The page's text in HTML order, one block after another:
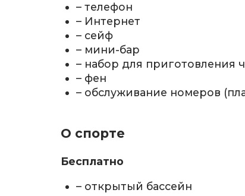
– телефон
– Интернет
– сейф
– мини-бар
– набор для приготовления
– фен
– обслуживание номеров
О спорте
Бесплатно
– открытый бассейн